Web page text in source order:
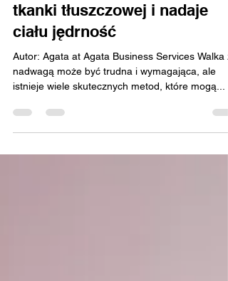
Training przyspiesza spalanie
tkanki tłuszczowej i nadaje
ciału jędrność
Autor: Agata at Agata Business Services Walka z
istnieje wiele skutecznych metod, które mogą...